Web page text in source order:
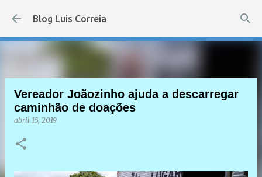
Pular para o conteúdo principal
Blog Luis Correia
Vereador Joãozinho ajuda a descarregar
caminhão de doações
abril 15, 2019